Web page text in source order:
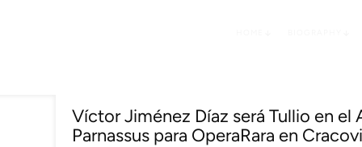
Víctor Jiménez Díaz será Tullio en
Parnassus para OperaRara en